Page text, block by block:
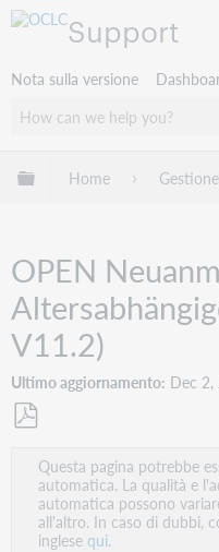
Support
Nota sulla versione
Espandi/comprimi
Home
OPEN
V11.2)
Ultimo aggiornamento Dec 2,
come
PDF
Questa pagina potrebbe
automatica. La qualità e
automatica possono
all'altro. In caso di dubbi,
inglesequi.